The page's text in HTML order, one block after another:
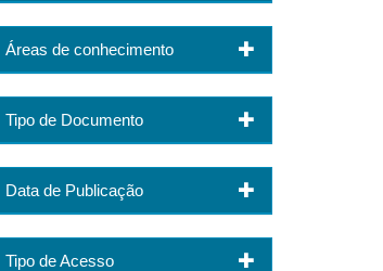
Áreas de conhecimento
Tipo de Documento
Data de Publicação
Tipo de Acesso